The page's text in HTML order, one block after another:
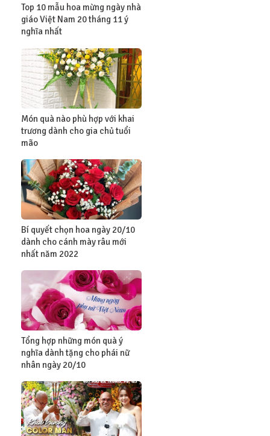
Top 10 mẫu hoa mừng ngày nhà
giáo Việt Nam 20 tháng 11 ý
nghĩa nhất
Món quà nào phù hợp với khai
trương dành cho gia chủ tuổi
mão
Bí quyết chọn hoa ngày 20/10
dành cho cánh mày râu mới
nhất năm 2022
Tổng hợp những món quà ý
nghĩa dành tặng cho phái nữ
nhân ngày 20/10